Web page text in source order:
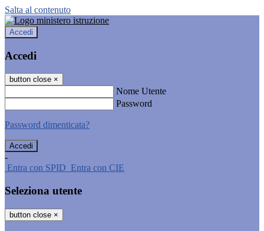
Salta al contenuto
Accedi
Accedi
button close ×
Nome Utente
Password
Password dimenticata?
-
Entra con SPID Entra con CIE
Seleziona utente
button close ×